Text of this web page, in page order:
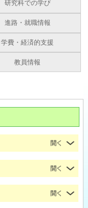
研究科での学び
進路・就職情報
学費・経済的支援
教員情報